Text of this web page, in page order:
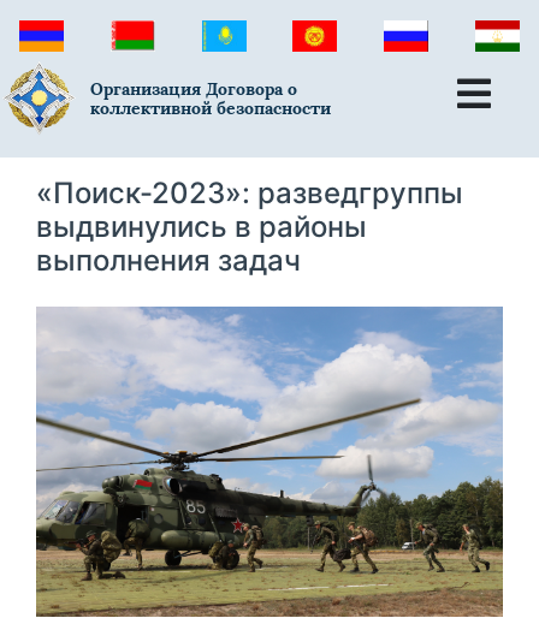
Организация Договора о
коллективной безопасности
«Поиск-2023»: разведгруппы
выдвинулись в районы
выполнения задач